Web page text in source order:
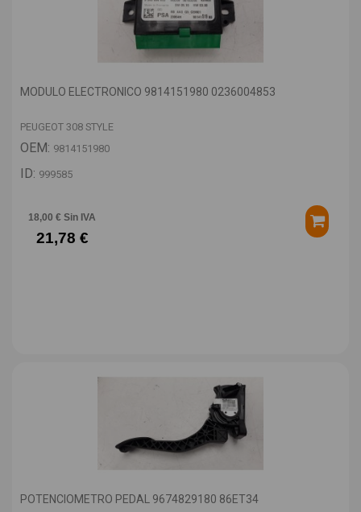
MODULO ELECTRONICO 9814151980 0236004853
PEUGEOT 308 STYLE
OEM: 9814151980
ID: 999585
18,00 € Sin IVA
21,78 €
POTENCIOMETRO PEDAL 9674829180 86ET34